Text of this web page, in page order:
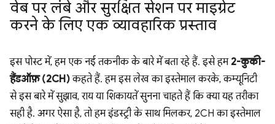
वेब पर लंबे और सुरक्षित सेशन पर माइग्रेट
करने के लिए एक व्यावहारिक प्रस्ताव
इस पोस्ट में, हम एक नई तकनीक के बारे में बता रहे हैं. इसे हम 2-कुकी-
हैंडऑफ़ (2CH)कहते हैं. हम इस लेख का इस्तेमाल करके, कम्यूनिटी
से इस बारे में सुझाव, राय या शिकायतें सुनना चाहते हैं कि क्या यह तरीका
सही है. अगर ऐसा है, तो हम इंडस्ट्री के साथ मिलकर, 2CH का इस्तेमाल